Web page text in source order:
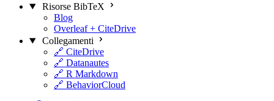
Risorse BibTeX
Blog
Overleaf + CiteDrive
Collegamenti
🔗 CiteDrive
🔗 Datanautes
🔗 R Markdown
🔗 BehaviorCloud